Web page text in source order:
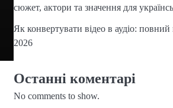
сюжет, актори та значення для
Як конвертувати відео в аудіо:
2026
Останні коментарі
No comments to show.